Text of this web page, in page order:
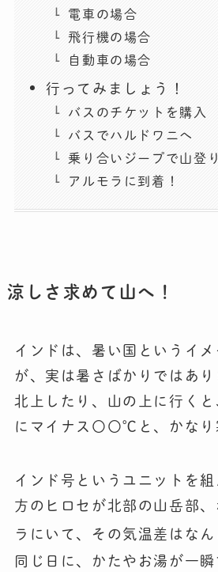
電車の場合
飛行機の場合
自動車の場合
行ってみましょう！
バスのチケットを購入
バスでハルドワニへ
乗り合いジープで山登り
アルモラに到着！
涼しさ求めて山へ！
インドは、暑い国というイ
が、実は暑さばかりではあり
北上したり、山の上に行くと
にマイナス〇〇℃と、かなり
インド号というユニットを
方のヒロセが北部の山岳部
ラにいて、その気温差はなん
同じ日に、かたやお湯が一